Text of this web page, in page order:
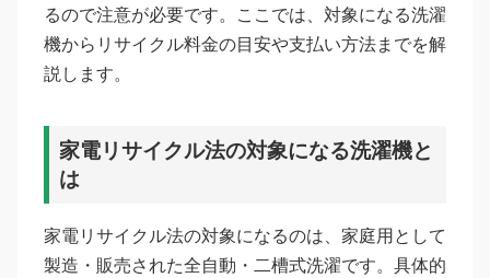
るので注意が必要です。ここでは、対象になる洗濯
機からリサイクル料金の目安や支払い方法までを解
説します。
家電リサイクル法の対象になる洗濯機と
は
家電リサイクル法の対象になるのは、家庭用として
製造・販売された全自動・二槽式洗濯です。具体的